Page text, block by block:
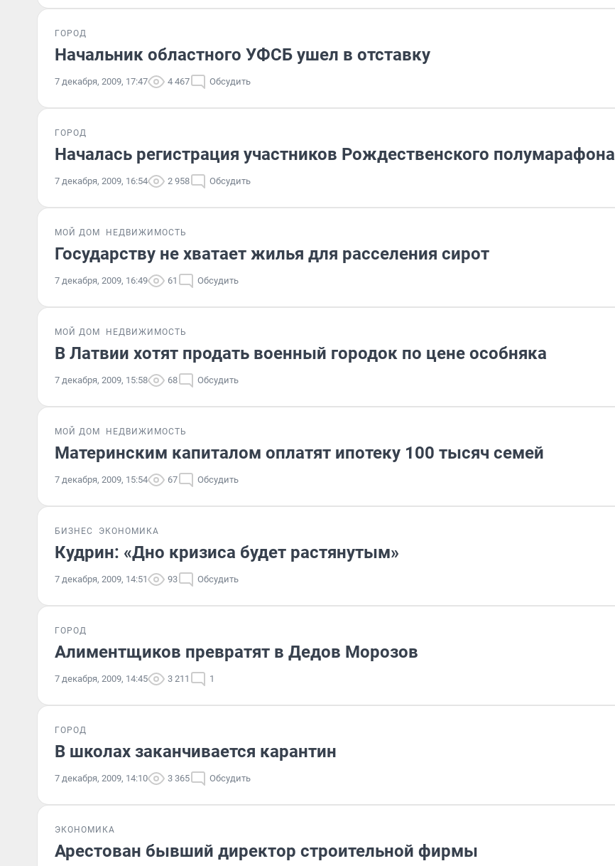
ГОРОД
Начальник областного УФСБ ушел в отставку
7 декабря, 2009, 17:47 4 467 Обсудить
ГОРОД
Началась регистрация участников Рождественского полумарафона
7 декабря, 2009, 16:54 2 958 Обсудить
МОЙ ДОМ НЕДВИЖИМОСТЬ
Государству не хватает жилья для расселения сирот
7 декабря, 2009, 16:49 61 Обсудить
МОЙ ДОМ НЕДВИЖИМОСТЬ
В Латвии хотят продать военный городок по цене особняка
7 декабря, 2009, 15:58 68 Обсудить
МОЙ ДОМ НЕДВИЖИМОСТЬ
Материнским капиталом оплатят ипотеку 100 тысяч семей
7 декабря, 2009, 15:54 67 Обсудить
БИЗНЕС ЭКОНОМИКА
Кудрин: «Дно кризиса будет растянутым»
7 декабря, 2009, 14:51 93 Обсудить
ГОРОД
Алиментщиков превратят в Дедов Морозов
7 декабря, 2009, 14:45 3 211 1
ГОРОД
В школах заканчивается карантин
7 декабря, 2009, 14:10 3 365 Обсудить
ЭКОНОМИКА
Арестован бывший директор строительной фирмы